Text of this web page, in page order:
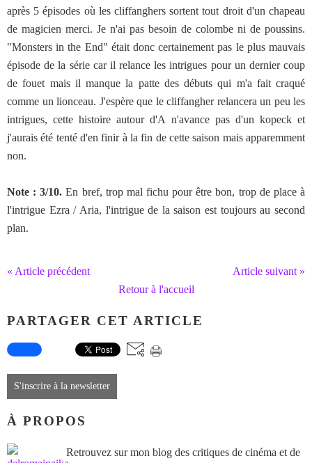
après 5 épisodes où les cliffanghers sortent tout droit d'un chapeau
de magicien merci. Je n'ai pas besoin de colombe ni de poussins.
"Monsters in the End" était donc certainement pas le plus mauvais
épisode de la série car il relance les intrigues pour un dernier coup
de fouet mais il manque la patte des débuts qui m'a fait craqué
comme un lionceau. J'espère que le cliffangher relancera un peu les
intrigues, cette histoire autour d'A n'avance pas d'un kopeck et
j'aurais été tenté d'en finir à la fin de cette saison mais apparemment
non.
Note : 3/10. En bref, trop mal fichu pour être bon, trop de place à
l'intrigue Ezra / Aria, l'intrigue de la saison est toujours au second
plan.
« Article précédent
Article suivant »
Retour à l'accueil
PARTAGER CET ARTICLE
S'inscrire à la newsletter
À PROPOS
Retrouvez sur mon blog des critiques de cinéma et de